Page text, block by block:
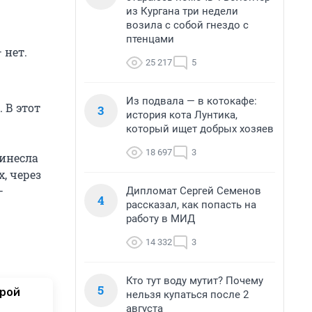
нет.
этот
через
из Кургана три недели
возила с собой гнездо с
птенцами
25 217 5
3
Из подвала — в котокафе:
история кота Лунтика,
который ищет добрых хозяев
18 697 3
4
Дипломат Сергей Семенов
рассказал, как попасть на
работу в МИД
14 332 3
5
Кто тут воду мутит? Почему
нельзя купаться после 2
августа